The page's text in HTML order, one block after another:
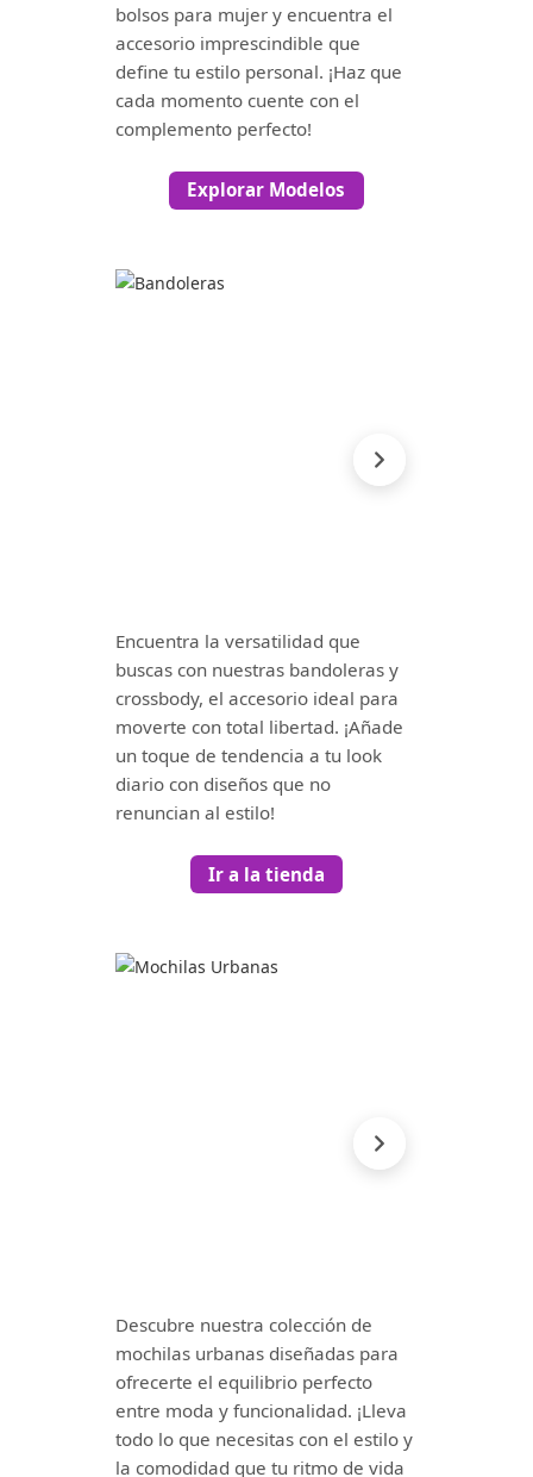
bolsos para mujer y encuentra el
accesorio imprescindible que
define tu estilo personal. ¡Haz que
cada momento cuente con el
complemento perfecto!
Explorar Modelos
Encuentra la versatilidad que
buscas con nuestras bandoleras y
crossbody, el accesorio ideal para
moverte con total libertad. ¡Añade
un toque de tendencia a tu look
diario con diseños que no
renuncian al estilo!
Ir a la tienda
Descubre nuestra colección de
mochilas urbanas diseñadas para
ofrecerte el equilibrio perfecto
entre moda y funcionalidad. ¡Lleva
todo lo que necesitas con el estilo y
la comodidad que tu ritmo de vida